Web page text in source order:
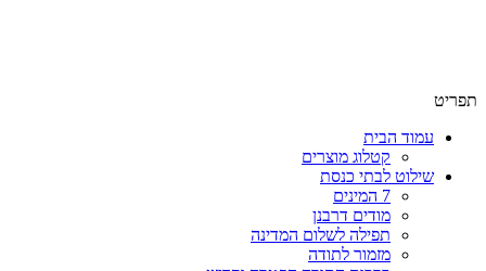
תפריט
עמוד הבית
קטלוג מוצרים
שילוט לבתי כנסת
7 המינים
מודים דרבנן
תפילה לשלום המדינה
מזמור לתודה